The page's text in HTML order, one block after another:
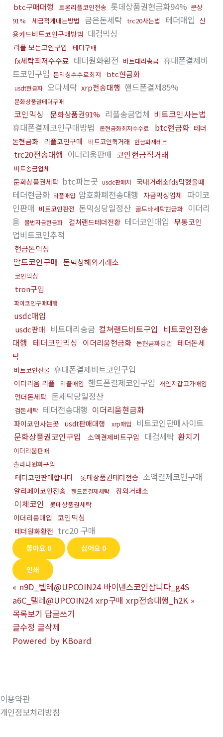
btc구매대행 트론리플코인전송 롯데상품권현금화94% 문상
91%
세금적게내는방법 금은돈세탁 trc20사는법 테더매입 신
용카드비트코인구매방법 대검믹싱
리플 모든코인구입 테더구매
fx세탁최저수수료 태더원화환전 비트대리송금 휴대폰결제비
트코인구입 돈믹싱수수료최저 btc현금화
usdt현금화 오다세탁 xrp전송대행 핸드폰결제85%
문화상품권테더구매
코인믹싱 문화상품권91% 리플송금업체 비트코인사는법
휴대폰결제코인구매방법
돈현금화최저수수료 btc현금화 테더
돈현금화 리플코인구매 비트코인퀵거래 현금화재테크
trc20전송대행 이더리움판매 코인현금직거래
비트송금업체
문화상품권세탁 btc파는곳 usdc판매처 국내거래소fds막혔을때
테더현금화 리플매입 암호화폐전송대행 자금믹싱업체 파이코
인판매 비트코인환전 돈믹싱당일정산 골드바세탁현금화 이더리
움
불법자금현금화 컬쳐랜드테더전환 테더코인매입 무통코인
업비트코인추적
현금돈믹싱
알트코인구매 돈믹싱해외거래소
코인믹싱
tron구입
파이코인구매대행
usdc매입
usdc판매 비트대리송금 컬쳐랜드비트구입 비트코인전송
대행 테더코인믹싱 이더리움현금화 돈현금화방법
테더돈세
탁
비트코인선물 휴대폰결제비트코인구입
이더리움 리플 리플매입 핸드폰결제코인구입 개인지갑고가매입
언더돈세탁 돈세탁당일정산
검돈세탁 테더전송대행 이더리움현금화
파이코인사는곳 usdt판매대행 xrp매입
비트코인판매사이트
문화상품권코인구입
소액결제비트구입 대검세탁 환치기
이더리움판매
솔라나원화구입
테더코인판매합니다 롯데상품권테더전송 소액결제코인구매
알리페이코인전송 핸드폰결제세탁 장외거래소
이체코인 롯데상품권세탁
이더리움매입 코인믹싱
테더원화환전 trc20 구매
좋아요 0 싫어요 0
인쇄
« n9D_텔레@UPCOIN24 바이낸스코인삽니다_g4S
a6C_텔레@UPCOIN24 xrp구매 xrp전송대행_h2K »
목록보기 답글쓰기
글수정 글삭제
Powered by KBoard
이용약관
개인정보처리방침